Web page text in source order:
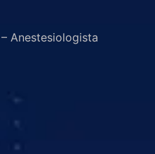
Anestesiologista